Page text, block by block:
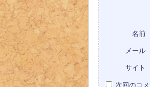
名前
メール
サイト
次回のコ